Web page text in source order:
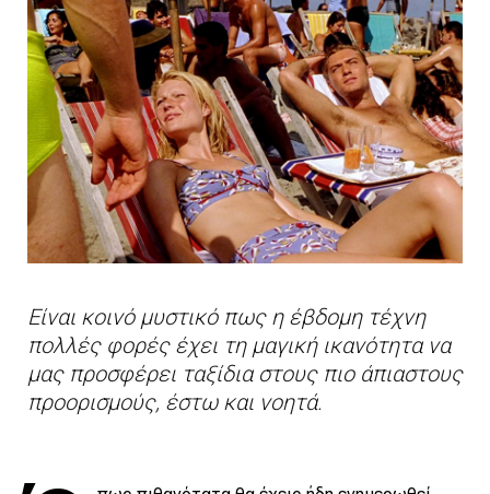
Είναι κοινό μυστικό πως η έβδομη τέχνη
πολλές φορές έχει τη μαγική ικανότητα να
μας προσφέρει ταξίδια στους πιο άπιαστους
προορισμούς, έστω και νοητά.